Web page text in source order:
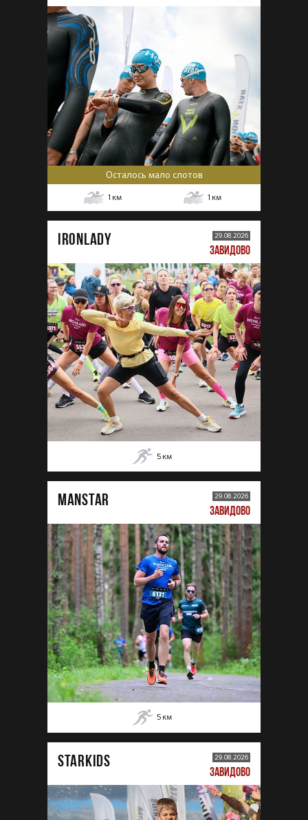
Осталось мало слотов
1 км 1 км
IRONLADY 29.08.2026
ЗАВИДОВО
5 км
MANSTAR 29.08.2026
ЗАВИДОВО
5 км
STARKIDS 29.08.2026
ЗАВИДОВО